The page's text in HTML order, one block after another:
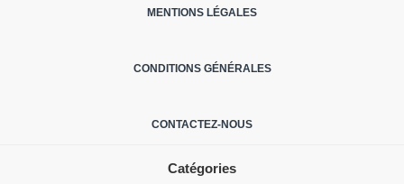
MENTIONS LÉGALES
CONDITIONS GÉNÉRALES
CONTACTEZ-NOUS
Catégories